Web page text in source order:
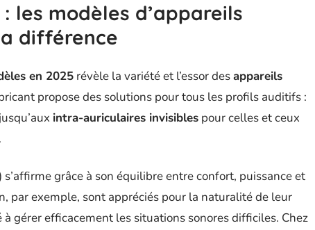
les modèles d’appareils
différence
en 2025 révèle la variété et l’essor desappareils
propose des solutions pour tous les profils auditifs :
intra-auriculaires invisibles pour celles et ceux
s’affirme grâce à son équilibre entre confort, puissance et
par exemple, sont appréciés pour la naturalité de leur
gérer efficacement les situations sonores difficiles. Chez